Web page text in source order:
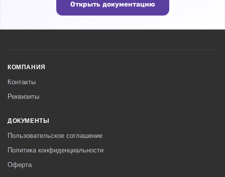
Открыть документацию
КОМПАНИЯ
Контакты
Реквизиты
ДОКУМЕНТЫ
Пользовательское соглашение
Политика конфиденциальности
Оферта